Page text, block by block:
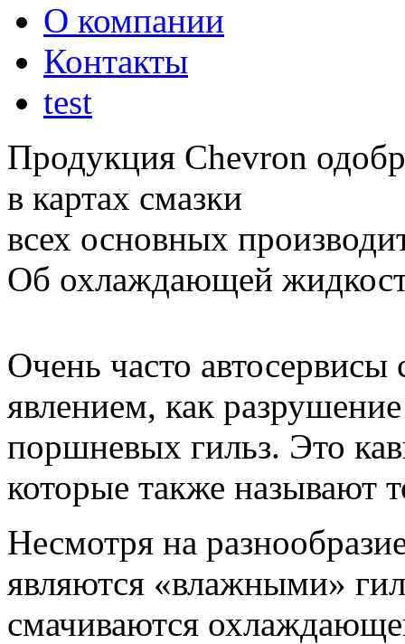
О компании
Контакты
test
Продукция Chevron
в картах смазки
всех основных
Об охлаждающей
Очень часто автосервисы
явлением, как
поршневых гильз. Это
которые также называют
Несмотря на
являются «влажными»
смачиваются